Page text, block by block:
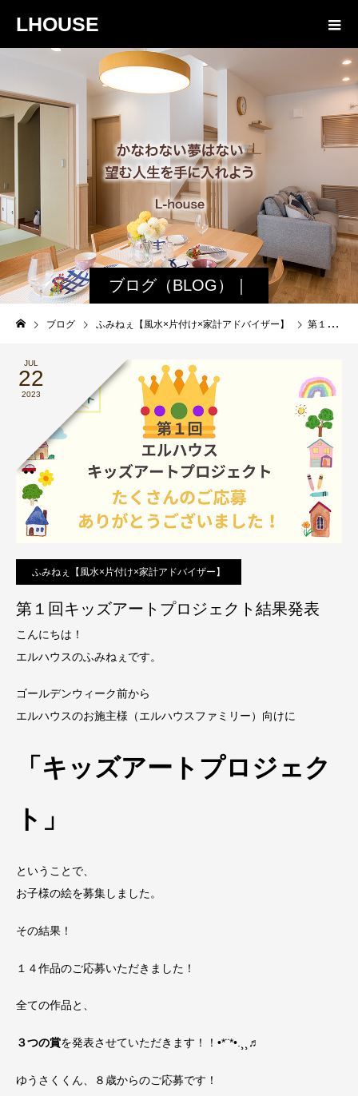
LHOUSE
ブログ（BLOG）｜
諏訪・松本の工務店
ブログ ふみねぇ【風水×片付け×家計アドバイザー】 第１回キッズアートプロジェクト結果発表
JUL
22
2023
ふみねぇ【風水×片付け×家計アドバイザー】
第１回キッズアートプロジェクト結果発表
こんにちは！
エルハウスのふみねぇです。
ゴールデンウィーク前から
エルハウスのお施主様（エルハウスファミリー）向けに
「キッズアートプロジェク
ト」
ということで、
お子様の絵を募集しました。
その結果！
１４作品のご応募いただきました！
全ての作品と、
３つの賞を発表させていただきます！！•*¨*•.¸¸♬
ゆうさくくん、８歳からのご応募です！